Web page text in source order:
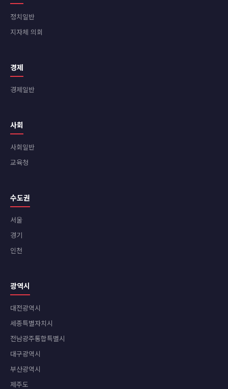
정치일반
지자체 의회
경제
경제일반
사회
사회일반
교육청
수도권
서울
경기
인천
광역시
대전광역시
세종특별자치시
전남광주통합특별시
대구광역시
부산광역시
제주도